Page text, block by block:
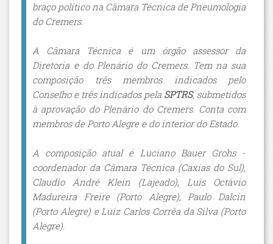
braço político na Câmara Técnica de Pneumologia
do Cremers.
A Câmara Técnica é um órgão assessor da
Diretoria e do Plenário do Cremers. Tem na sua
composição três membros indicados pelo
Conselho e três indicados pela SPTRS, submetidos
à aprovação do Plenário do Cremers. Conta com
membros de Porto Alegre e do interior do Estado.
A composição atual é Luciano Bauer Grohs -
coordenador da Câmara Técnica (Caxias do Sul),
Claudio André Klein (Lajeado), Luis Octávio
Madureira Freire (Porto Alegre), Paulo Dalcin
(Porto Alegre) e Luiz Carlos Corrêa da Silva (Porto
Alegre).